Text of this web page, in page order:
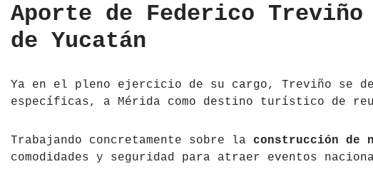
Aporte de Federico
de Yucatán
Ya en el pleno ejercicio de su cargo, Treviño se
específicas, a Mérida como destino turístico de
Trabajando concretamente sobre la construcción de
comodidades y seguridad para atraer eventos